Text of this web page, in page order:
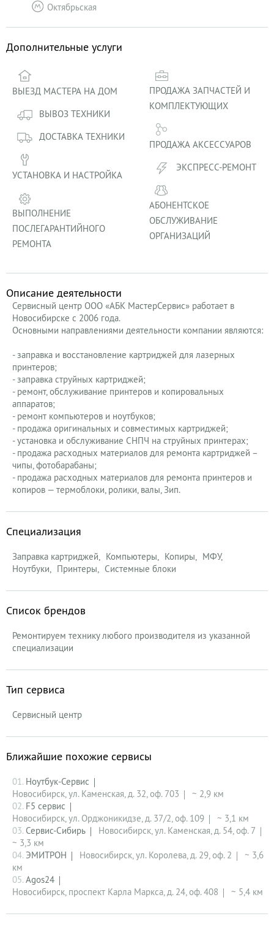
Октябрьская
Дополнительные услуги
ВЫЕЗД МАСТЕРА НА ДОМ
ВЫВОЗ ТЕХНИКИ
ДОСТАВКА ТЕХНИКИ
УСТАНОВКА И НАСТРОЙКА
ВЫПОЛНЕНИЕ
ПОСЛЕГАРАНТИЙНОГО
РЕМОНТА
ПРОДАЖА ЗАПЧАСТЕЙ И
КОМПЛЕКТУЮЩИХ
ПРОДАЖА АКСЕССУАРОВ
ЭКСПРЕСС-РЕМОНТ
АБОНЕНТСКОЕ
ОБСЛУЖИВАНИЕ
ОРГАНИЗАЦИЙ
Описание деятельности
Сервисный центр ООО «АБК МастерСервис» работает в
Новосибирске с 2006 года.
Основными направлениями деятельности компании являются:
- заправка и восстановление картриджей для лазерных
принтеров;
- заправка струйных картриджей;
- ремонт, обслуживание принтеров и копировальных
аппаратов;
- ремонт компьютеров и ноутбуков;
- продажа оригинальных и совместимых картриджей;
- установка и обслуживание СНПЧ на струйных принтерах;
- продажа расходных материалов для ремонта картриджей –
чипы, фотобарабаны;
- продажа расходных материалов для ремонта принтеров и
копиров — термоблоки, ролики, валы, Зип.
Специализация
Заправка картриджей Компьютеры Копиры
МФУ
Ноутбуки
Принтеры Системные блоки
Список брендов
Ремонтируем технику любого производителя из указанной
специализации
Тип сервиса
Сервисный центр
Ближайшие похожие сервисы
01. Ноутбук-Сервис
Новосибирск, ул. Каменская, д. 32, оф. 703
~ 2,9 км
02. F5 сервис
Новосибирск, ул. Орджоникидзе, д. 37/2, оф. 109
~ 3,1 км
03. Сервис-Сибирь
Новосибирск, ул. Каменская, д. 54, оф. 7
~ 3,3 км
04. ЭМИТРОН Новосибирск, ул. Королева, д. 29, оф. 2
~ 3,6
км
05. Agos24
Новосибирск, проспект Карла Маркса, д. 24, оф. 408
~ 5,4 км